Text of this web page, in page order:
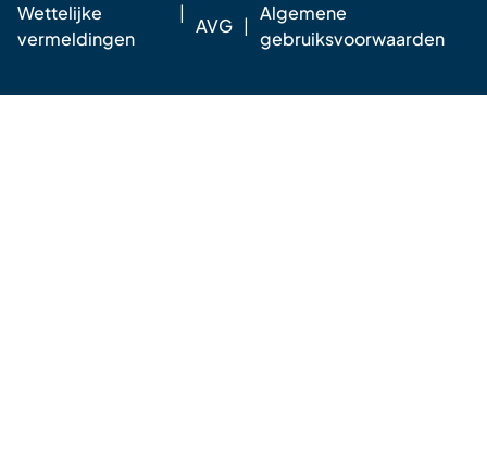
Wettelijke
vermeldingen
AVG
Algemene
gebruiksvoorwaarden